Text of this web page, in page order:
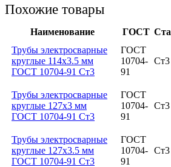
Похожие товары
Наименование ГОСТ
Трубы электросварные
круглые 114x3.5 мм
ГОСТ 10704-91 Ст3
ГОСТ
10704-
91
Ст3
Трубы электросварные
круглые 127x3 мм
ГОСТ 10704-91 Ст3
ГОСТ
10704-
91
Ст3
Трубы электросварные
круглые 127x3.5 мм
ГОСТ 10704-91 Ст3
ГОСТ
10704-
91
Ст3